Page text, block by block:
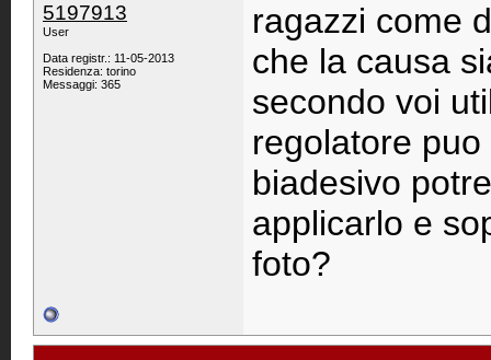
5197913
User
Data registr.: 11-05-2013
Residenza: torino
Messaggi: 365
ragazzi come
che la causa
secondo voi
regolatore
biadesivo
applicarlo e
foto?